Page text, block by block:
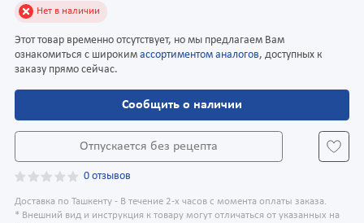
Нет в наличии
Этот товар временно отсутствует, но мы предлагаем Вам
ознакомиться с широким ассортиментом аналогов, доступных к
заказу прямо сейчас.
Сообщить о наличии
Отпускается без рецепта
0 отзывов
Доставка по Ташкенту - В течение 2-х часов с момента оплаты заказа.
* Внешний вид и инструкция к товару могут отличаться от указанных на